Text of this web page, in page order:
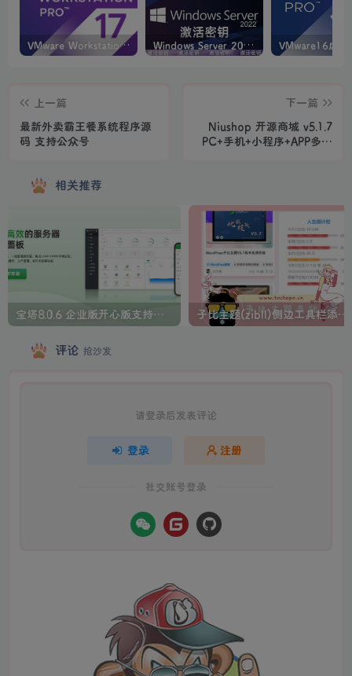
VMware Workstation PRO v17.6.4 正式版_虚拟机(带激活密钥) Windows Server 2022激活密钥 2024 5月更新
上一篇
最新外卖霸王餐系统程序源
码 支持公众号
下一篇
Niushop 开源商城 v5.1.7
PC+手机+小程序+APP多端
相关推荐
宝塔8.0.6 企业版开心版支持最新升级【一键脚本】 子比主题(zibll)侧边工具栏添加人生倒计时美化
评论 抢沙发
请登录后发表评论
登录 注册
社交账号登录